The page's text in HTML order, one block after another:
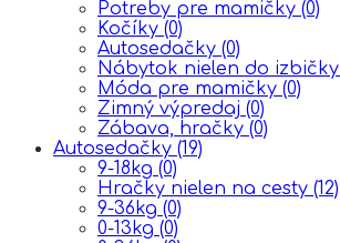
Potreby pre mamičky (0)
Kočíky (0)
Autosedačky (0)
Nábytok nielen do izbičky
Móda pre mamičky (0)
Zimný výpredaj (0)
Zábava, hračky (0)
Autosedačky (19)
9-18kg (0)
Hračky nielen na cesty (12)
9-36kg (0)
0-13kg (0)